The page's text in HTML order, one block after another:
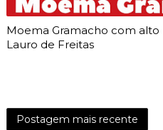
Moema Gramacho com
Lauro de Freitas
Postagem mais recente